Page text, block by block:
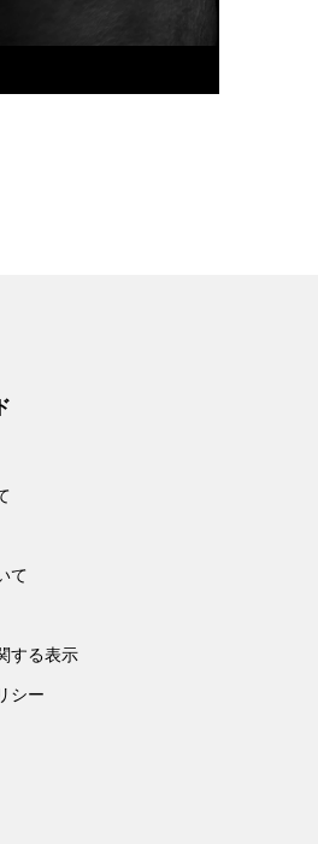
て
する表示
シー